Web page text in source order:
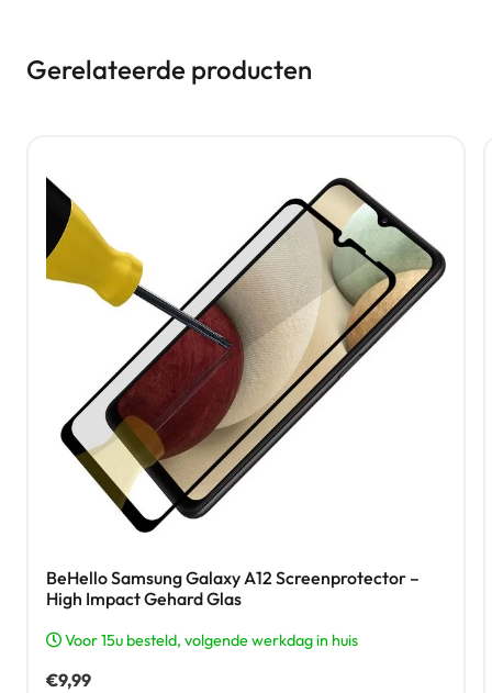
Gerelateerde producten
BeHello Samsung Galaxy A12 Screenprotector –
High Impact Gehard Glas
Voor 15u besteld, volgende werkdag in huis
€9,99